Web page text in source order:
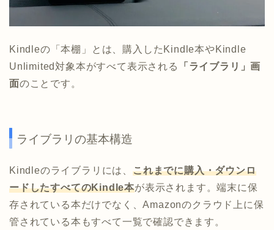
Kindleの「本棚」とは、購入したKindle本やKindle
Unlimited対象本がすべて表示される
「ライブラリ」画
面のことです。
ライブラリの基本構造
Kindleのライブラリには、 これまでに購入・ダウンロ
ードしたすべてのKindle本が表示されます。端末に保
存されている本だけでなく、Amazonのクラウド上に保
管されている本もすべて一覧で確認できます。